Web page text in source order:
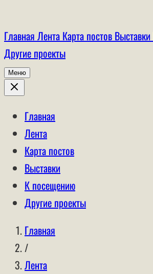
Главная Лента Карта постов Выставки
Другие проекты
Меню
Главная
Лента
Карта постов
Выставки
К посещению
Другие проекты
Главная
/
Лента